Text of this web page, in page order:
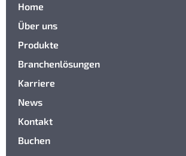
Home
Über uns
Produkte
Branchenlösungen
Karriere
News
Kontakt
Buchen